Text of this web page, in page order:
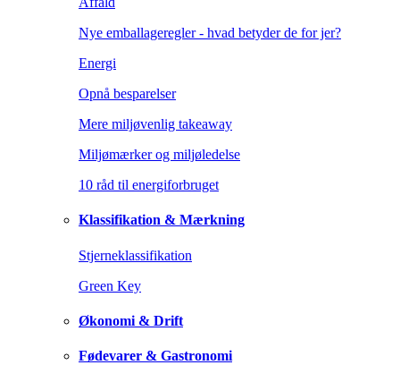
Nye emballageregler - hvad betyder de for jer?
Energi
Opnå besparelser
Mere miljøvenlig takeaway
Miljømærker og miljøledelse
10 råd til energiforbruget
Klassifikation & Mærkning
Stjerneklassifikation
Green Key
Økonomi & Drift
Fødevarer & Gastronomi